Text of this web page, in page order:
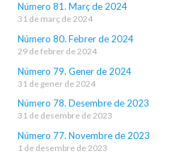
Número 81. Març de 2024
31 de març de 2024
Número 80. Febrer de 2024
29 de febrer de 2024
Número 79. Gener de 2024
31 de gener de 2024
Número 78. Desembre de 2023
31 de desembre de 2023
Número 77. Novembre de 2023
1 de desembre de 2023